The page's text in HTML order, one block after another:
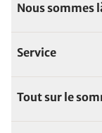
Nous sommes
Service
Tout sur le